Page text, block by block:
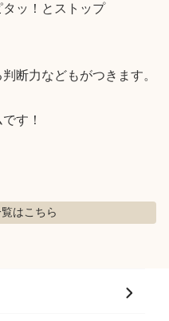
タッ！とストップ
断力などもがつきます。
す！
はこちら